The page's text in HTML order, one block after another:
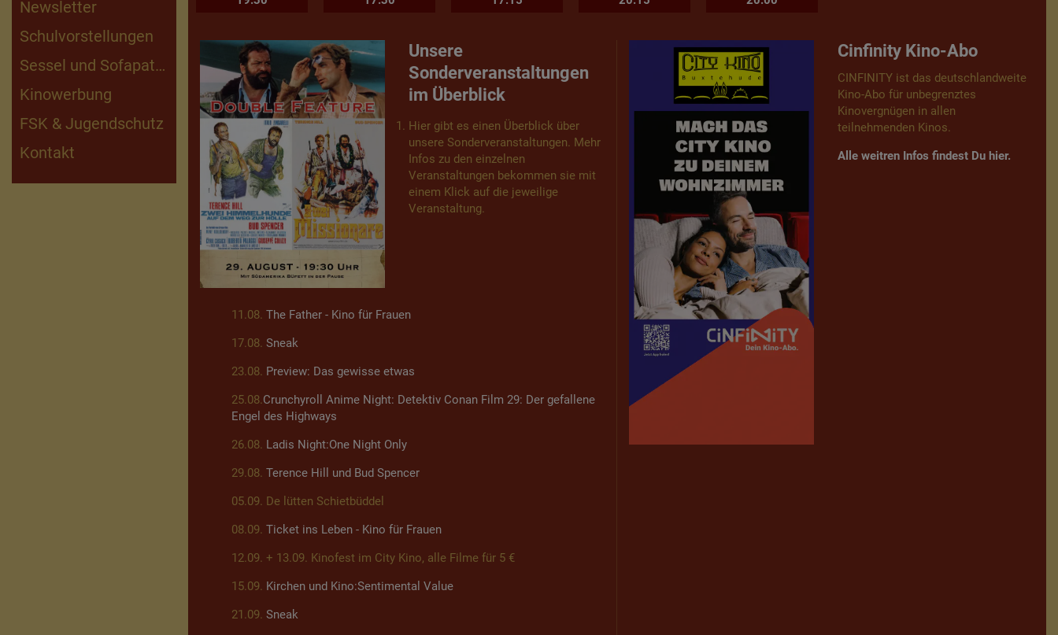
Newsletter
Schulvorstellungen
Sessel und Sofapaten
Kinowerbung
FSK & Jugendschutz
Kontakt
Unsere
Sonderveranstaltungen
im Überblick
Hier gibt es einen Überblick über
unsere Sonderveranstaltungen. Mehr
Infos zu den einzelnen
Veranstaltungen bekommen sie mit
einem Klick auf die jeweilige
Veranstaltung.
11.08. The Father - Kino für Frauen
17.08. Sneak
23.08. Preview: Das gewisse etwas
25.08.Crunchyroll Anime Night: Detektiv Conan Film 29: Der gefallene
Engel des Highways
26.08. Ladis Night:One Night Only
29.08. Terence Hill und Bud Spencer
05.09. De lütten Schietbüddel
08.09. Ticket ins Leben - Kino für Frauen
12.09. + 13.09. Kinofest im City Kino, alle Filme für 5 €
15.09. Kirchen und Kino:Sentimental Value
21.09. Sneak
Cinfinity Kino-Abo
CINFINITY ist das deutschlandweite
Kino-Abo für unbegrenztes
Kinovergnügen in allen
teilnehmenden Kinos.
Alle weitren Infos findest Du hier.